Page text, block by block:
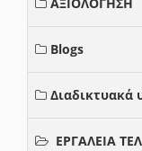
Blogs
Διαδικτυακά
ΕΡΓΑΛΕΙΑ